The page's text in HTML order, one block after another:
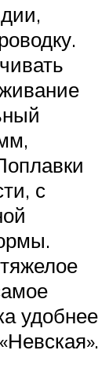
с
удобнее